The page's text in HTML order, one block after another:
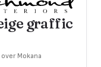
graffic
Mokana